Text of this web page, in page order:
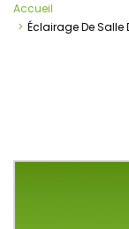
Accueil
Éclairage De